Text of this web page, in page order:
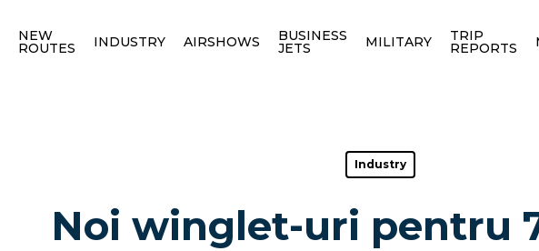
NEW
ROUTES INDUSTRY AIRSHOWS BUSINESS
JETS MILITARY TRIP
REPORTS
Industry
Noi winglet-uri pentru